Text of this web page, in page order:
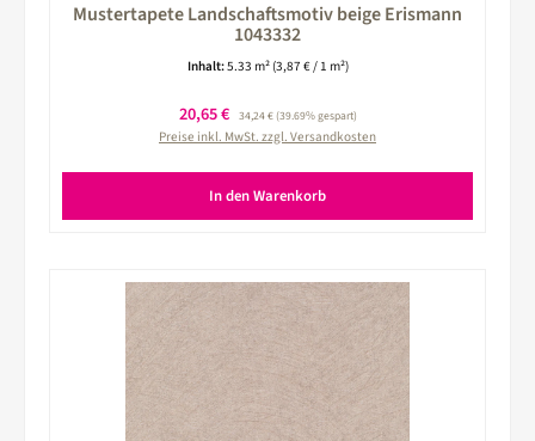
Mustertapete Landschaftsmotiv beige Erismann
1043332
Inhalt:5.33 m² (3,87 € / 1 m²)
Verkaufspreis:
20,65 € Regulärer Preis:
34,24 €(39.69% gespart)
Preise inkl. MwSt. zzgl. Versandkosten
In den Warenkorb